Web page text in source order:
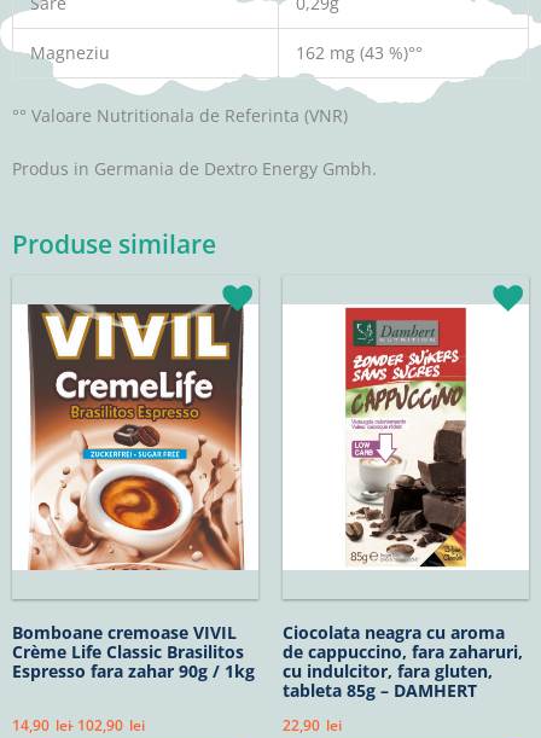
Magneziu 162 mg (43 %)°°
°° Valoare Nutritionala de Referinta (VNR)
Produs in Germania de Dextro Energy Gmbh.
Produse similare
Bomboane cremoase VIVIL
Crème Life Classic Brasilitos
Espresso fara zahar 90g / 1kg
14,90 lei- 102,90 lei
de
prețuri:
14,90lei
până
la
102,90lei
produsului.
Ciocolata neagra cu aroma
de cappuccino, fara zaharuri,
cu indulcitor, fara gluten,
tableta 85g – DAMHERT
22,90 lei